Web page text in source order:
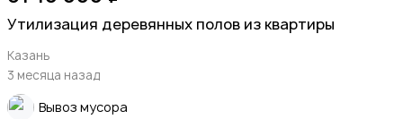
Утилизация деревянных полов из квартиры
Казань
3 месяца назад
Вывоз мусора